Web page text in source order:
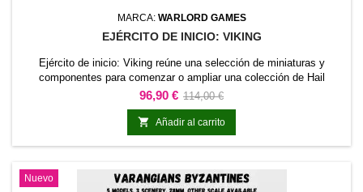
MARCA: WARLORD GAMES
EJÉRCITO DE INICIO: VIKING
Ejército de inicio: Viking reúne una selección de miniaturas y
componentes para comenzar o ampliar una colección de Hail
Caesar. El contenido está planteado como una base coherente para
organizar una fuerza o desarrollar una temática concreta.Es una
opción práctica para nuevos proyectos, ampliaciones de ejército,
campañas y partidas introductorias.
Precio
96,90 € Precio
base
114,00 €
 Añadir al carrito
Nuevo